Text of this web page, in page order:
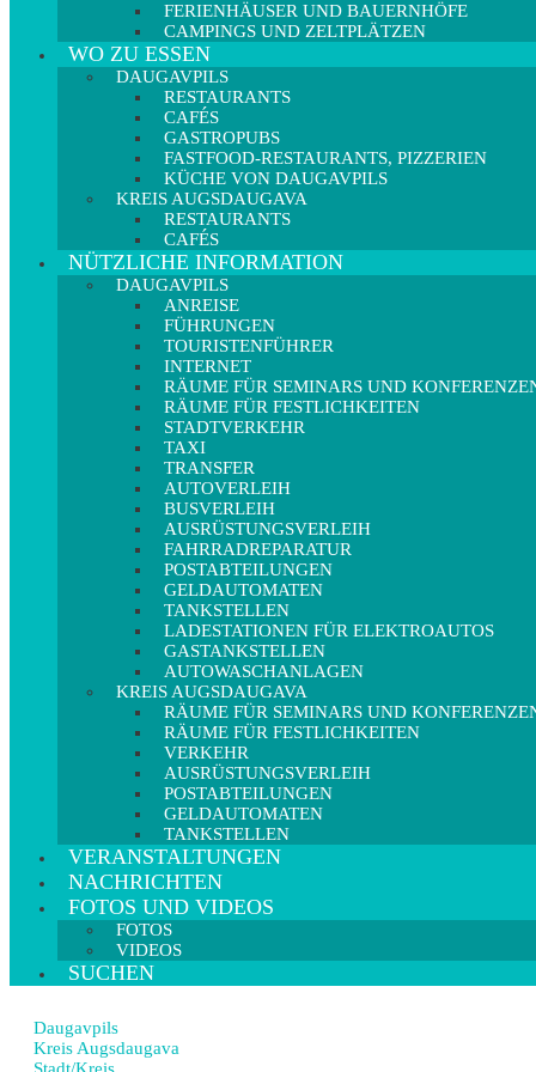
FERIENHÄUSER UND BAUERNHÖFE
CAMPINGS UND ZELTPLÄTZEN
WO ZU ESSEN
DAUGAVPILS
RESTAURANTS
CAFÉS
GASTROPUBS
FASTFOOD-RESTAURANTS, PIZZERIEN
KÜCHE VON DAUGAVPILS
KREIS AUGSDAUGAVA
RESTAURANTS
CAFÉS
NÜTZLICHE INFORMATION
DAUGAVPILS
ANREISE
FÜHRUNGEN
TOURISTENFÜHRER
INTERNET
RÄUME FÜR SEMINARS UND
RÄUME FÜR FESTLICHKEITEN
STADTVERKEHR
TAXI
TRANSFER
AUTOVERLEIH
BUSVERLEIH
AUSRÜSTUNGSVERLEIH
FAHRRADREPARATUR
POSTABTEILUNGEN
GELDAUTOMATEN
TANKSTELLEN
LADESTATIONEN FÜR ELEKTROAUTOS
GASTANKSTELLEN
AUTOWASCHANLAGEN
KREIS AUGSDAUGAVA
RÄUME FÜR SEMINARS UND
RÄUME FÜR FESTLICHKEITEN
VERKEHR
AUSRÜSTUNGSVERLEIH
POSTABTEILUNGEN
GELDAUTOMATEN
TANKSTELLEN
VERANSTALTUNGEN
NACHRICHTEN
FOTOS UND VIDEOS
FOTOS
VIDEOS
SUCHEN
Daugavpils
Kreis Augsdaugava